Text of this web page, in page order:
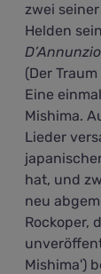
zwei
Helden
D’Annunzio
(Der
Eine
Mishima.
Lieder
hat, und
neu
Rockoper,
Mishima')